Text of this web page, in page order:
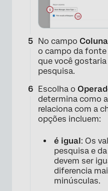
No campo
o campo da
que você gostaria
pesquisa.
Escolha o
determina como
relaciona com a
opções incluem:
é igual: Os
pesquisa e
devem ser
diferencia
minúsculas.